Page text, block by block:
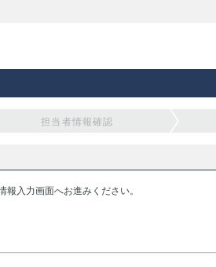
担当者情報確認
入力画面へお進みください。